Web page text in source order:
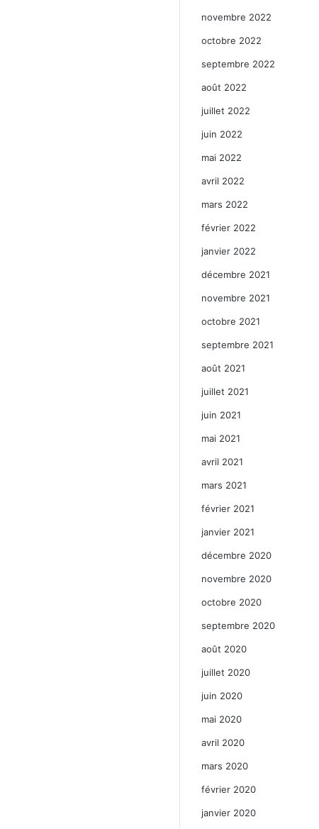
novembre 2022
octobre 2022
septembre 2022
août 2022
juillet 2022
juin 2022
mai 2022
avril 2022
mars 2022
février 2022
janvier 2022
décembre 2021
novembre 2021
octobre 2021
septembre 2021
août 2021
juillet 2021
juin 2021
mai 2021
avril 2021
mars 2021
février 2021
janvier 2021
décembre 2020
novembre 2020
octobre 2020
septembre 2020
août 2020
juillet 2020
juin 2020
mai 2020
avril 2020
mars 2020
février 2020
janvier 2020